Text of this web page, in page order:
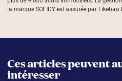
la marque SOFIDY est assurée par
Ces articles peuvent
intéresser